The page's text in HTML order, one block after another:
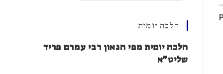
הלכה יומית
הלכה יומית מפי הגאון רבי עמרם פריד
שליט"א